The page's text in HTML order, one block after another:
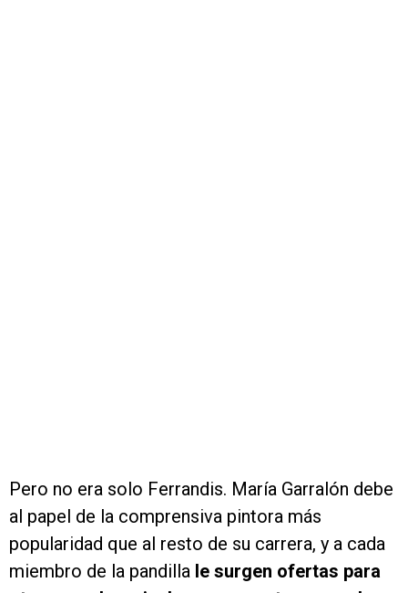
Pero no era solo Ferrandis. María Garralón debe
al papel de la comprensiva pintora más
popularidad que al resto de su carrera, y a cada
miembro de la pandilla le surgen ofertas para